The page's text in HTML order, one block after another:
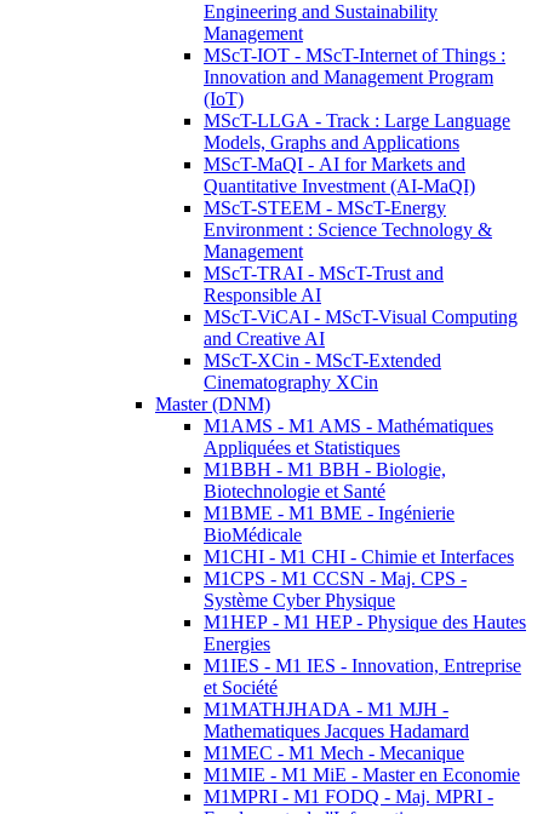
Engineering and Sustainability
Management
MScT-IOT - MScT-Internet of Things :
Innovation and Management Program
(IoT)
MScT-LLGA - Track : Large Language
Models, Graphs and Applications
MScT-MaQI - AI for Markets and
Quantitative Investment (AI-MaQI)
MScT-STEEM - MScT-Energy
Environment : Science Technology &
Management
MScT-TRAI - MScT-Trust and
Responsible AI
MScT-ViCAI - MScT-Visual Computing
and Creative AI
MScT-XCin - MScT-Extended
Cinematography XCin
Master (DNM)
M1AMS - M1 AMS - Mathématiques
Appliquées et Statistiques
M1BBH - M1 BBH - Biologie,
Biotechnologie et Santé
M1BME - M1 BME - Ingénierie
BioMédicale
M1CHI - M1 CHI - Chimie et Interfaces
M1CPS - M1 CCSN - Maj. CPS -
Système Cyber Physique
M1HEP - M1 HEP - Physique des Hautes
Energies
M1IES - M1 IES - Innovation, Entreprise
et Société
M1MATHJHADA - M1 MJH -
Mathematiques Jacques Hadamard
M1MEC - M1 Mech - Mecanique
M1MIE - M1 MiE - Master en Economie
M1MPRI - M1 FODQ - Maj. MPRI -